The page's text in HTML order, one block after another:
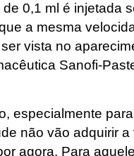
0,1 ml é injetada
a mesma
vista no
Sanofi-
especialmente
não vão adquirir
agora. Para